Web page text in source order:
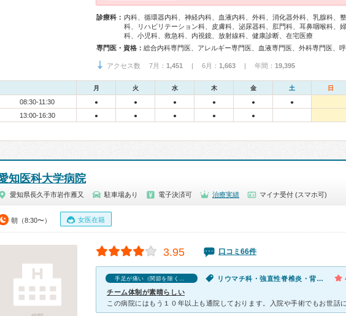
診療科： 内科、循環器内科、神経内科、血液内科、外科、消化器外科、乳腺科、
科、リハビリテーション科、皮膚科、泌尿器科、肛門科、耳鼻咽喉科、婦
科、小児科、救急科、内視鏡、放射線科、健康診断、在宅医療
専門医・資格：
アクセス数 7月： 1,451 | 6月： 1,663 | 年間： 19,395
月 火 水 木 金 土 日
08:30-11:30 ● ● ● ● ● ●
13:00-16:30 ● ● ● ● ●
知医科大学病院
愛知県長久手市岩作雁又 駐車場あり 電子決済可 治療実績 マイナ受付 (スマホ可)
朝（8:30〜） 女医在籍
3.95 口コミ66件
手足が痛い（関節を除く）の口コミ リウマチ科・強直性脊椎炎・背中の痛み・手足が痛い（関節を除く）
チーム体制が素晴らしい